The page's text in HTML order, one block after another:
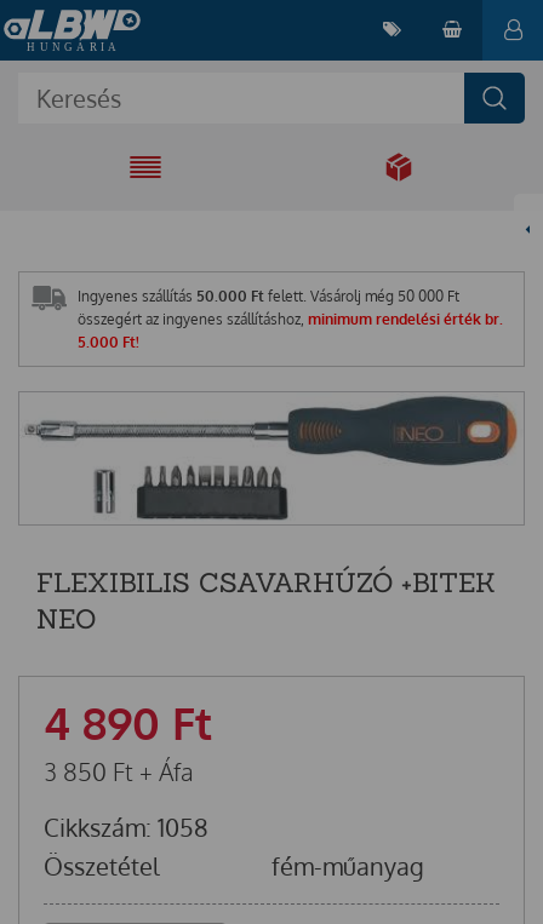
EGYÜTT A
Ingyenes szállítás 50.000 Ft felett. Vásárolj még 50 000 Ft
összegért az ingyenes szállításhoz, minimum rendelési érték br.
5.000 Ft!
FLEXIBILIS CSAVARHÚZÓ +BITEK
NEO
4 890 Ft
3 850 Ft + Áfa
Cikkszám: 1058
Összetétel
fém-műanyag